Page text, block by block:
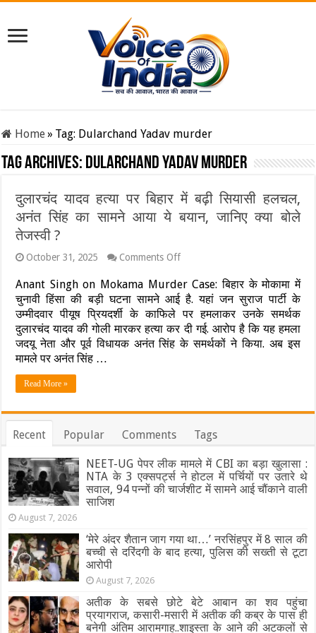
Home» Tag: Dularchand Yadav murder
Tag Archives: Dularchand Yadav murder
दुलारचंद यादव हत्या पर बिहार में बढ़ी सियासी हलचल,
अनंत सिंह का सामने आया ये बयान, जानिए क्या बोले
तेजस्वी ?
October 31, 2025 Comments Offon
यादव
हत्या
पर
बिहार
में
बढ़ी
सामने
जानिए
क्या
बोले
तेजस्वी
Anant Singh on Mokama Murder Case: बिहार के मोकामा में
चुनावी हिंसा की बड़ी घटना सामने आई है. यहां जन सुराज पार्टी के
उम्मीदवार पीयूष प्रियदर्शी के काफिले पर हमलाकर उनके समर्थक
दुलारचंद यादव की गोली मारकर हत्या कर दी गई. आरोप है कि यह हमला
जदयू नेता और पूर्व विधायक अनंत सिंह के समर्थकों ने किया. अब इस
मामले पर अनंत सिंह …
Read More »
Recent Popular Comments Tags
NEET-UG पेपर लीक मामले में CBI का बड़ा खुलासा :
NTA के 3 एक्सपर्ट्स ने होटल में पर्चियों पर उतारे थे
सवाल, 94 पन्नों की चार्जशीट में सामने आई चौंकाने वाली
साजिश
August 7, 2026
‘मेरे अंदर शैतान जाग गया था…’ नरसिंहपुर में 8 साल की
बच्ची से दरिंदगी के बाद हत्या, पुलिस की सख्ती से टूटा
आरोपी
August 7, 2026
अतीक के सबसे छोटे बेटे आबान का शव पहुंचा
प्रयागराज, कसारी-मसारी में अतीक की कब्र के पास ही
बनेगी अंतिम आरामगाह..शाइस्ता के आने की अटकलों से